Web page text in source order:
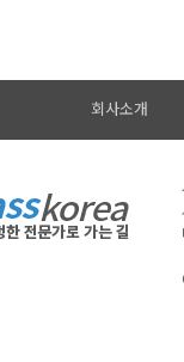
회사소개